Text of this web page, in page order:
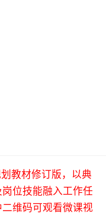
教材修订版，以典
位技能融入工作任
维码可观看微课视